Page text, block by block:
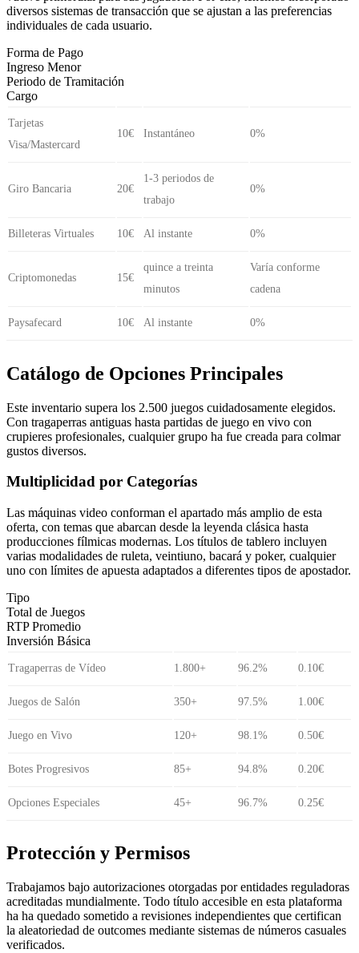
diversos sistemas de transacción que se ajustan a las preferencias
individuales de cada usuario.
Forma de Pago
Ingreso Menor
Periodo de Tramitación
Cargo
Tarjetas
Visa/Mastercard
10€ Instantáneo 0%
Giro Bancaria 20€
1-3 periodos de
trabajo
0%
Billeteras Virtuales 10€ Al instante 0%
Criptomonedas 15€
quince a treinta
minutos
Varía conforme
cadena
Paysafecard 10€ Al instante 0%
Catálogo de Opciones Principales
Este inventario supera los 2.500 juegos cuidadosamente elegidos.
Con tragaperras antiguas hasta partidas de juego en vivo con
crupieres profesionales, cualquier grupo ha fue creada para colmar
gustos diversos.
Multiplicidad por Categorías
Las máquinas video conforman el apartado más amplio de esta
oferta, con temas que abarcan desde la leyenda clásica hasta
producciones fílmicas modernas. Los títulos de tablero incluyen
varias modalidades de ruleta, veintiuno, bacará y poker, cualquier
uno con límites de apuesta adaptados a diferentes tipos de apostador.
Tipo
Total de Juegos
RTP Promedio
Inversión Básica
Tragaperras de Vídeo 1.800+ 96.2% 0.10€
Juegos de Salón 350+ 97.5% 1.00€
Juego en Vivo 120+ 98.1% 0.50€
Botes Progresivos 85+ 94.8% 0.20€
Opciones Especiales 45+ 96.7% 0.25€
Protección y Permisos
Trabajamos bajo autorizaciones otorgadas por entidades reguladoras
acreditadas mundialmente. Todo título accesible en esta plataforma
ha ha quedado sometido a revisiones independientes que certifican
la aleatoriedad de outcomes mediante sistemas de números casuales
verificados.